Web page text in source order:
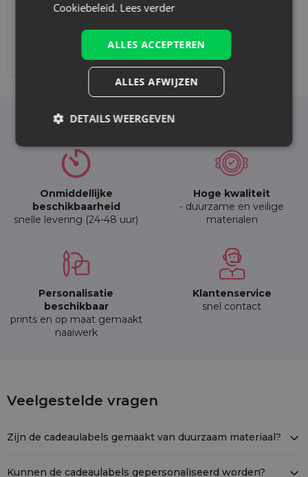
Afdrukken toevoegen
Voordelen van het kiezen voor Saketos
Onmiddellijke
beschikbaarheid
snelle levering (24-48 uur)
Hoge kwaliteit
- duurzame en veilige
materialen
Personalisatie
beschikbaar
prints en op maat gemaakt
naaiwerk
Klantenservice
snel contact
10 st Geschenkkaartjes - verschillende
Veelgestelde vragen
Zijn de cadeaulabels gemaakt van duurzaam materiaal?
Kunnen de cadeaulabels gepersonaliseerd worden?
Cookiebeleid. Lees verder
ALLES ACCEPTEREN
ALLES AFWIJZEN
DETAILS WEERGEVEN